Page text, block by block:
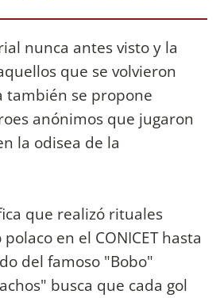
nunca antes visto y la
que se volvieron
también se propone
anónimos que jugaron
la odisea de la
que realizó rituales
en el CONICET hasta
del famoso "Bobo"
busca que cada gol